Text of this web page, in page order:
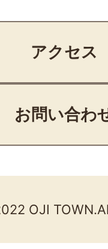
アクセス
お問い合わ
OJI